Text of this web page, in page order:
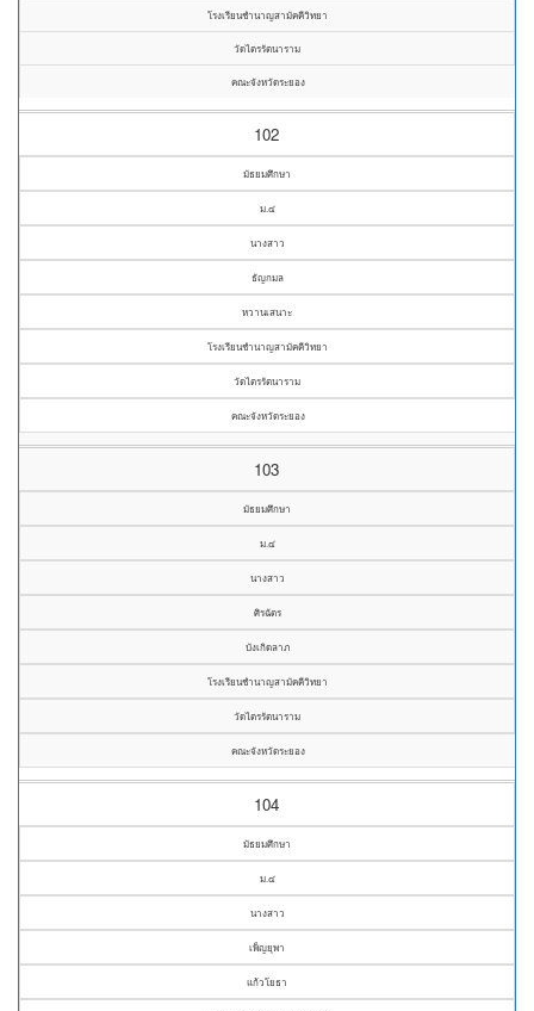
โรงเรียนชำนาญสามัคคีวิทยา
วัดไตรรัตนาราม
คณะจังหวัดระยอง
102
มัธยมศึกษา
ม.๔
นางสาว
ธัญกมล
หวานเสนาะ
โรงเรียนชำนาญสามัคคีวิทยา
วัดไตรรัตนาราม
คณะจังหวัดระยอง
103
มัธยมศึกษา
ม.๔
นางสาว
ศิรฉัตร
บังเกิดลาภ
โรงเรียนชำนาญสามัคคีวิทยา
วัดไตรรัตนาราม
คณะจังหวัดระยอง
104
มัธยมศึกษา
ม.๔
นางสาว
เพ็ญยุพา
แก้วโยธา